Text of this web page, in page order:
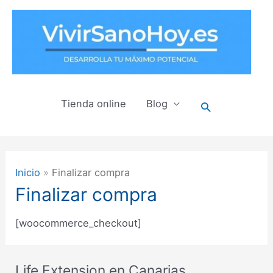
contenido
Tienda online Blog Buscar
Inicio Finalizar compra
Finalizar compra
[woocommerce_checkout]